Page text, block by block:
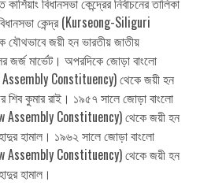
কেন্দ্র (Kurseong-Siliguri
জয়ী হন ভারতীয় জাতীয়
জর্জ মার্ভেট। অপরদিকে জোড়া বাংলো
Assembly Constituency) থেকে জয়ী হন
শিব কুমার রাই। ১৯৫৭ সালে জোড়া বাংলো
Assembly Constituency) থেকে জয়ী হন
হামাল। ১৯৬২ সালে জোড়া বাংলো
Assembly Constituency) থেকে জয়ী হন
হামাল।